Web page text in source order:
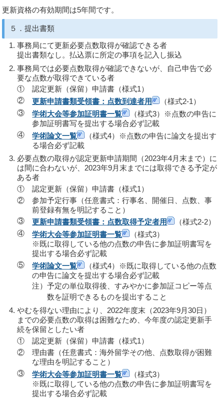
更新資格の有効期間は5年間です。
５．提出書類
事務局にて更新必要点数取得が確認できる者
提出書類なし。払込票に所定の事項を記入し振込
事務局では必要点数取得が確認できないが、自己申告で必
要な点数が取得できている者
①
認定更新（保留）申請書（様式1）
②
更新申請書類受領書：点数到達者用
（様式2-1）
③
学術大会等参加証明書一覧
（様式3）※点数の申告に
参加証明書写を提出する場合必ず記載
④
学術論文一覧
（様式4）※点数の申告に論文を提出す
る場合必ず記載
必要点数の取得が認定更新申請期間（2023年4月末まで）に
は間に合わないが、2023年9月末までには取得できる予定が
ある者
①
認定更新（保留）申請書（様式1）
②
参加予定行事（任意書式：行事名、開催日、点数、事
前登録有無を明記すること）
③
更新申請書類受領書：点数取得予定者用
（様式2-2）
④
学術大会等参加証明書一覧
（様式3）
※既に取得している他の点数の申告に参加証明書写を
提出する場合必ず記載
⑤
学術論文一覧
（様式4）※既に取得している他の点数
の申告に論文を提出する場合必ず記載
注）予定の単位取得後、すみやかに参加証コピー等点
数を証明できるものを提出すること
やむを得ない理由により、2022年度末（2023年9月30日）
までの必要点数の取得は困難なため、今年度の認定更新手
続を保留としたい者
①
認定更新（保留）申請書（様式1）
②
理由書（任意書式：海外留学その他、点数取得が困難
な理由を明記すること）
③
学術大会等参加証明書一覧
（様式3）
※既に取得している他の点数の申告に参加証明書写を
提出する場合必ず記載